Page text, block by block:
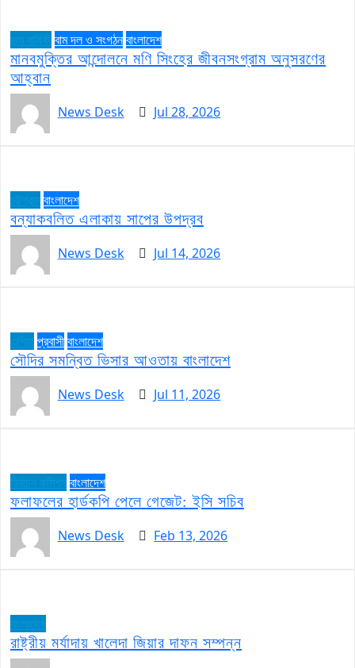
বাম দল ও সংগঠনবাংলাদেশ
মানবমুক্তির আন্দোলনে মণি সিংহের জীবনসংগ্রাম অনুসরণের
আহ্বান
News Desk
Jul 28, 2026
বাংলাদেশ
বন্যাকবলিত এলাকায় সাপের উপদ্রব
News Desk
Jul 14, 2026
প্রবাসীবাংলাদেশ
সৌদির সমন্বিত ভিসার আওতায় বাংলাদেশ
News Desk
Jul 11, 2026
বাংলাদেশ
ফলাফলের হার্ডকপি পেলে গেজেট: ইসি সচিব
News Desk
Feb 13, 2026
রাষ্ট্রীয় মর্যাদায় খালেদা জিয়ার দাফন সম্পন্ন